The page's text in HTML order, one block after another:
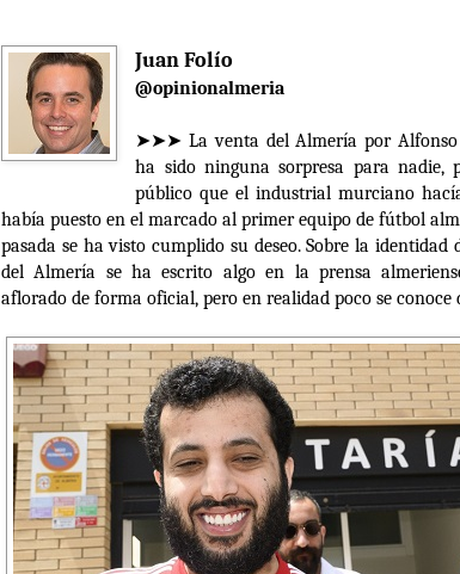
Juan Folío
@opinionalmeria
➤➤➤ La venta del Almería por Alfonso
ha sido ninguna sorpresa para nadie,
público que el industrial murciano
había puesto en el marcado al primer equipo de fútbol
pasada se ha visto cumplido su deseo. Sobre la
del Almería se ha escrito algo en la prensa
aflorado de forma oficial, pero en realidad poco se conoce